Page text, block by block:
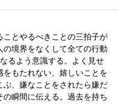
ことやるべきことの三拍子が
の境界をなくして全ての行動
るよう意識する。よく見せ
をもたれない、嬉しいことを
ぶ、嫌なことをされたら嫌だ
の瞬間に伝える。過去を持ち